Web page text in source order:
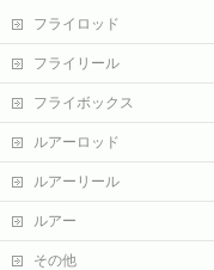
フライロッド
フライリール
フライボックス
ルアーロッド
ルアーリール
ルアー
その他